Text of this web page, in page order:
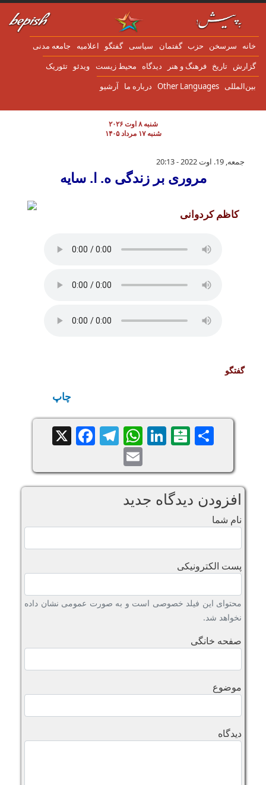
به محتوای اصلی
سرسخن حزب گفتمان سياسی گفتگو اعلاميه جامعه مدنی
تاریخ فرهنگ و هنر دیدگاه محیط زیست ویدئو تئوریک
Other Languages درباره ما آرشیو
شنبه ۸ اوت ۲۰۲۶
شنبه ۱۷ مرداد ۱۴۰۵
مروری بر زندگی ه. ا. سایه
جمعه, 19. اوت 2022 - 20:13
مروری بر زندگی ه. ا. سایه
کاظم کردوانی
گفتگو
چاپ
Share
Balatarin
LinkedIn
WhatsApp
Telegram
Facebook
X
Email
افزودن دیدگاه جدید
نام شما
پست الکترونیکی
محتوای این فیلد خصوصی است و به صورت عمومی نشان داده
نخواهد شد.
صفحه خانگی
موضوع
دیدگاه